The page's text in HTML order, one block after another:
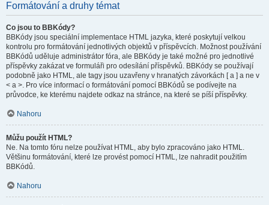
Formátování a druhy témat
Co jsou to BBKódy?
BBKódy jsou speciální implementace HTML jazyka, které poskytují velkou
kontrolu pro formátování jednotlivých objektů v příspěvcích. Možnost používání
BBKódů uděluje administrátor fóra, ale BBKódy je také možné pro jednotlivé
příspěvky zakázat ve formuláři pro odesílání příspěvků. BBKódy se používají
podobně jako HTML, ale tagy jsou uzavřeny v hranatých závorkách [ a ] a ne v
< a >. Pro více informací o formátování pomocí BBKódů se podívejte na
průvodce, ke kterému najdete odkaz na stránce, na které se píší příspěvky.
Nahoru
Můžu použít HTML?
Ne. Na tomto fóru nelze používat HTML, aby bylo zpracováno jako HTML.
Většinu formátování, které lze provést pomocí HTML, lze nahradit použitím
BBKódů.
Nahoru